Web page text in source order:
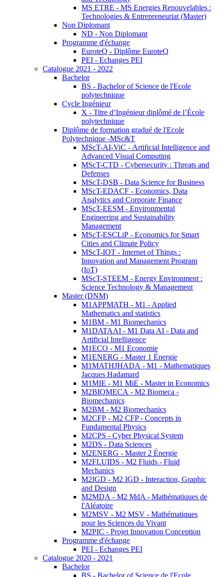
MS ETRE - MS Energies Renouvelables :
Technologies & Entrepreneuriat (Master)
Non Diplomant
ND - Non Diplomant
Programme d'échange
EuroteQ - Diplôme EuroteQ
PEI - Echanges PEI
Catalogue 2021 - 2022
Bachelor
BS - Bachelor of Science de l'Ecole
polytechnique
Cycle Ingénieur
X - Titre d’Ingénieur diplômé de l’École
polytechnique
Diplôme de formation gradué de l'Ecole
Polytechnique -MSc&T
MScT-AI-ViC - Artificial Intelligence and
Advanced Visual Computing
MScT-CTD - Cybersecurity : Threats and
Defenses
MScT-DSB - Data Science for Business
MScT-EDACF - Economics, Data
Analytics and Corporate Finance
MScT-EESM - Environmental
Engineering and Sustainability
Management
MScT-ESCLiP - Economics for Smart
Cities and Climate Policy
MScT-IOT - Internet of Things :
Innovation and Management Program
(IoT)
MScT-STEEM - Energy Environment :
Science Technology & Management
Master (DNM)
M1APPMATH - M1 - Applied
Mathematics and statistics
M1BM - M1 Biomechanics
M1DATAAI - M1 Data AI - Data and
Artificial Intelligence
M1ECO - M1 Economie
M1ENERG - Master 1 Énergie
M1MATHJHADA - M1 - Mathematiques
Jacques Hadamard
M1MIE - M1 MiE - Master in Economics
M2BIOMECA - M2 Biomeca -
Biomechanics
M2BM - M2 Biomechanics
M2CFP - M2 CFP - Concepts in
Fundamental Physics
M2CPS - Cyber Physical System
M2DS - Data Sciences
M2ENERG - Master 2 Énergie
M2FLUIDS - M2 Fluids - Fluid
Mechanics
M2IGD - M2 IGD - Interaction, Graphic
and Design
M2MDA - M2 MdA - Mathématiques de
l'Aléatoire
M2MSV - M2 MSV - Mathématiques
pour les Sciences du Vivant
M2PIC - Projet Innovation Conception
Programme d'échange
PEI - Echanges PEI
Catalogue 2020 - 2021
Bachelor
BS - Bachelor of Science de l'Ecole